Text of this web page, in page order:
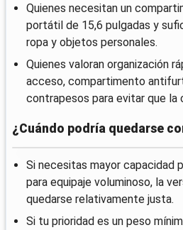
Quienes necesitan un
portátil de 15,6 pulgadas y
ropa y objetos personales.
Quienes valoran organización
acceso, compartimento
contrapesos para evitar que la
¿Cuándo podría quedarse
Si necesitas mayor capacidad
para equipaje voluminoso, la
quedarse relativamente justa.
Si tu prioridad es un peso